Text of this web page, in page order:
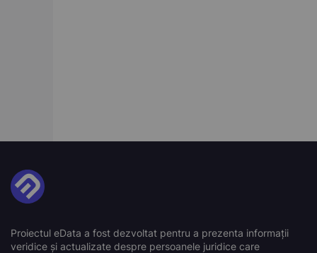
Proiectul eData a fost dezvoltat pentru a prezenta informații
veridice și actualizate despre persoanele juridice care